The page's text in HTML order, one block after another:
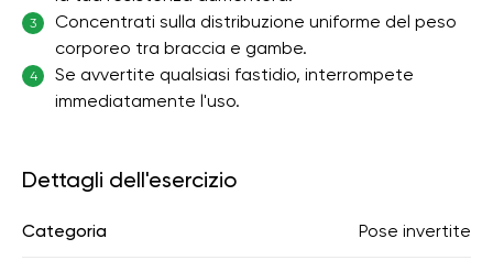
3
Concentrati sulla distribuzione uniforme del peso
corporeo tra braccia e gambe.
4
Se avvertite qualsiasi fastidio, interrompete
immediatamente l'uso.
Dettagli dell'esercizio
Categoria Pose invertite